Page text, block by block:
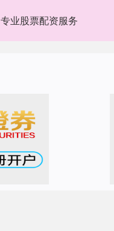
专业股票配资服务